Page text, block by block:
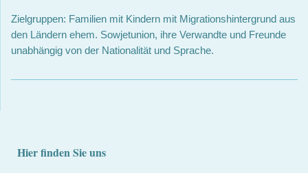
Zielgruppen: Familien mit Kindern mit Migrationshintergrund aus
den Ländern ehem. Sowjetunion, ihre Verwandte und Freunde
unabhängig von der Nationalität und Sprache.
Hier finden Sie uns